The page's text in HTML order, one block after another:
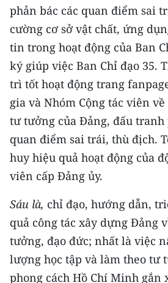
phản bác các quan điểm sai
cường cơ sở vật chất, ứng
tin trong hoạt động của Ban
ký giúp việc Ban Chỉ đạo 35.
trì tốt hoạt động trang
gia và Nhóm Cộng tác viên
tư tưởng của Đảng, đấu tranh
quan điểm sai trái, thù địch.
huy hiệu quả hoạt động của
viên cấp Đảng ủy.
Sáu là, chỉ đạo, hướng dẫn,
quả công tác xây dựng Đảng
tưởng, đạo đức; nhất là việc
lượng học tập và làm theo tư
phong cách Hồ Chí Minh gắn